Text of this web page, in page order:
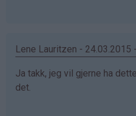
Lene Lauritzen - 24.03.2015
Ja takk, jeg vil gjerne ha
det.